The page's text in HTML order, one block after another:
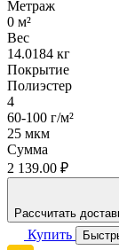
Метраж
0 м²
Вес
14.0184 кг
Покрытие
Полиэстер
4
60-100 г/м²
25 мкм
Сумма
2 139.00 ₽
Рассчитать
Купить